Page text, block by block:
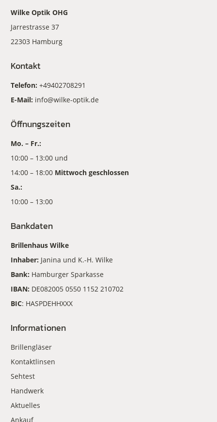
Wilke Optik OHG
Jarrestrasse 37
22303 Hamburg
Kontakt
Telefon:+49402708291
E-Mail: info@wilke-optik.de
Öffnungszeiten
Mo. – Fr.:
10:00 – 13:00 und
14:00 – 18:00 Mittwoch geschlossen
Sa.:
10:00 – 13:00
Bankdaten
Brillenhaus Wilke
Inhaber: Janina und K.-H. Wilke
Bank: Hamburger Sparkasse
IBAN: DE082005 0550 1152 210702
BIC: HASPDEHHXXX
Informationen
Brillengläser
Kontaktlinsen
Sehtest
Handwerk
Aktuelles
Ankauf